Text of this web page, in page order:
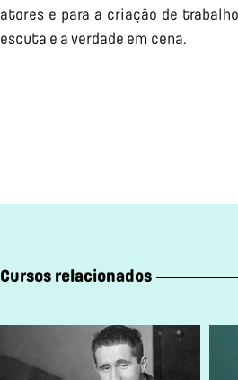
atores e para a criação de
escuta e a verdade em cena.
Cursos relacionados